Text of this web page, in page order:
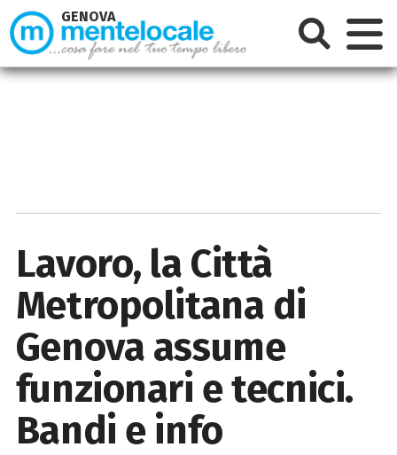
Lavoro, la Città
Metropolitana di
Genova assume
funzionari e tecnici.
Bandi e info
GENOVA